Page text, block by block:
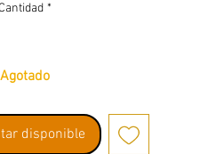
Cantidad *
Agotado
disponible